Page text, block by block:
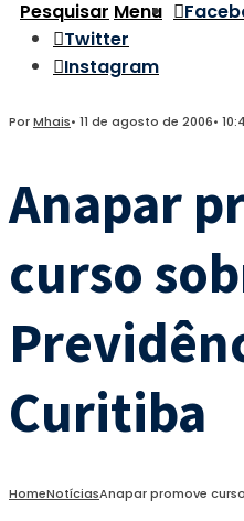
Pesquisar Menu
Twitter
Instagram
PorMhais• 11 de agosto de 2006•
Anapar
curso
Curitiba
HomeNotíciasAnapar promove